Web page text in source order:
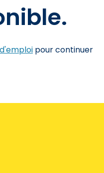
pour continuer